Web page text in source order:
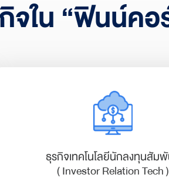
จใน “ฟินน์คอ
ธุรกิจเทคโนโลยีนักลงทุนสัม
( Investor Relation Tech )